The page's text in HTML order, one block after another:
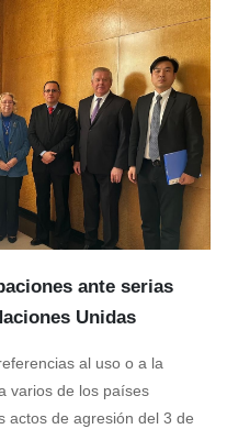
ante serias
Unidas
al uso o a la
varios de los países
actos de agresión del 3 de